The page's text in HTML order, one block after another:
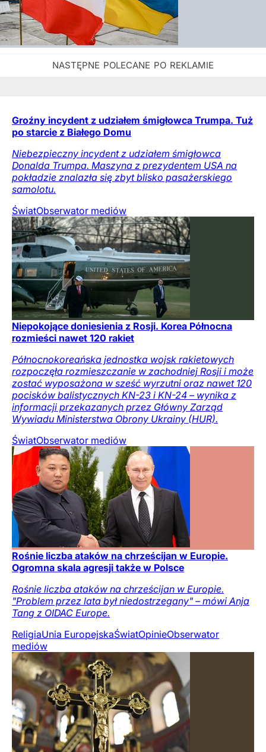
Groźny incydent z udziałem śmigłowca Trumpa. Tuż
po starcie z Białego Domu
Niebezpieczny incydent z udziałem śmigłowca
Donalda Trumpa. Maszyna z prezydentem USA na
pokładzie znalazła się zbyt blisko pasażerskiego
samolotu.
ŚwiatObserwator mediów
Niepokojące doniesienia z Rosji. Korea Północna
rozmieści nawet 120 rakiet
Północnokoreańska jednostka wojsk rakietowych
rozpoczęła rozmieszczanie w zachodniej Rosji i może
zostać wyposażona w sześć wyrzutni oraz nawet 120
pocisków balistycznych KN-23 i KN-24 – wynika z
informacji przekazanych przez Główny Zarząd
Wywiadu Ministerstwa Obrony Ukrainy (HUR).
ŚwiatObserwator mediów
Rośnie liczba ataków na chrześcijan w Europie.
Ogromna skala agresji także w Polsce
Rośnie liczba ataków na chrześcijan w Europie.
"Problem przez lata był niedostrzegany" – mówi Anja
Tang z OIDAC Europe.
ReligiaUnia EuropejskaŚwiatOpinieObserwator
mediów